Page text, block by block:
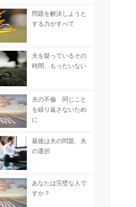
問題を解決しようと
する力がすべて
夫を疑っているその
時間、もったいない
夫の不倫 同じこと
を繰り返さないため
に
最後は夫の問題、夫
の選択
あなたは完璧な人で
すか？